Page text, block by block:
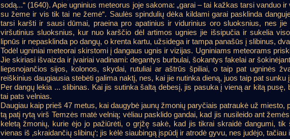
sodą...“ (1640). Apie ugninius meteorus joje sakoma: „garai – tai kažkas tarsi vanduo
su žeme ir vis tik tai ne žemė“. Saulės spindulių dėka kildami garai pasklinda
tarsi karšti ir sausi dūmai, praeina pro apatinius ir vidurinius oro sluoksnius, nes
viršutinius sluoksnius, kur nuo karščio dėl artimos ugnies jie išsipučia ir sukelia
lipnūs ir nepasklinda po dangų, o krenta kartu, užsidega ir tampa panašūs į slibinus,
Todėl ugniniai meteorai skirstomi į dangaus ugnis ir vizijas. Ugniniams meteorams
Jie skiriasi išvaizda ir įvairiai vadinami: degantys burbulai, šokantys fakelai ar
liepsnojančios sijos, kolonos, skydai, rutuliai ar aštrūs špiliai, o taip pat ugninės
reiškinius daugiausia stebėti galima naktį, nes, kai jie nutinka dieną, juos taip pat sunku
Per dangų lekia ... slibinas. Kai jis sutinka šaltą debesį, jis pasuka į vieną ar kitą
tai pats velnias.
Daugiau kaip prieš 47 metus, kai daugybė jaunų žmonių paryčiais patraukė už miesto,
tą patį rytą virš Temzės matė velnią; vėliau pasklido gandai, kad jis nusileido ant
keletą žmonių, kurie ėjo jo pažiūrėti, o grįžę sakė, kad jis tikrai skraidė dangumi,
vienas iš ‚skraidančių slibinų‘; jis kėlė siaubingą įspūdį ir atrodė gyvu, nes judėjo,